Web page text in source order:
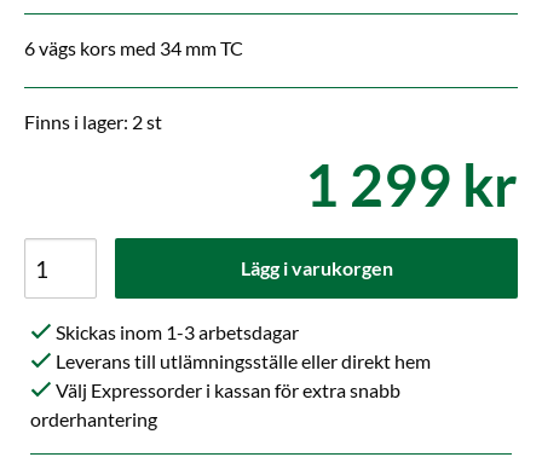
6 vägs kors med 34 mm TC
Finns i lager: 2 st
1 299 kr
Lägg i varukorgen
Skickas inom 1-3 arbetsdagar
Leverans till utlämningsställe eller direkt hem
Välj Expressorder i kassan för extra snabb
orderhantering